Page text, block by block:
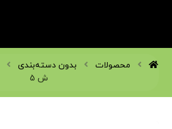
محصولات بدون دسته‌بندی
ش 5